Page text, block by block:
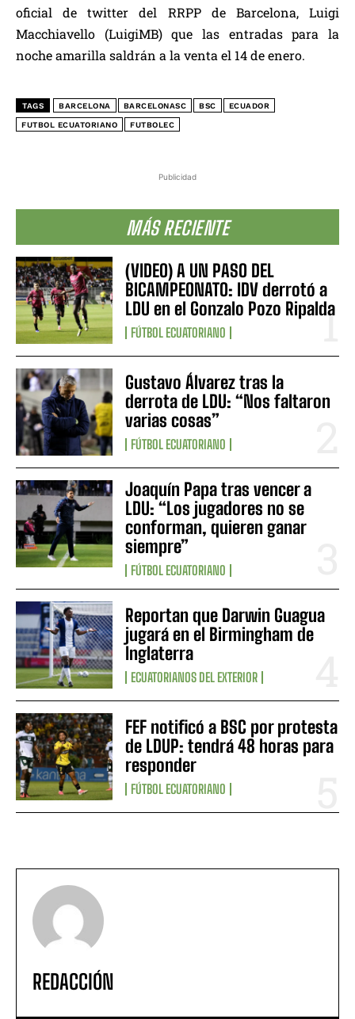
Publicidad
MÁS RECIENTE
(VIDEO) A UN PASO DEL
BICAMPEONATO: IDV derrotó a
LDU en el Gonzalo Pozo Ripalda
FÚTBOL ECUATORIANO
Gustavo Álvarez tras la
derrota de LDU: “Nos faltaron
varias cosas”
FÚTBOL ECUATORIANO
Joaquín Papa tras vencer a
LDU: “Los jugadores no se
conforman, quieren ganar
siempre”
FÚTBOL ECUATORIANO
Reportan que Darwin Guagua
jugará en el Birmingham de
Inglaterra
ECUATORIANOS DEL EXTERIOR
FEF notificó a BSC por protesta
de LDUP: tendrá 48 horas para
responder
FÚTBOL ECUATORIANO
oficial de twitter del RRPP de Barcelona, Luigi
Macchiavello (LuigiMB) que las entradas para la
noche amarilla saldrán a la venta el 14 de enero.
TAGS BARCELONA BARCELONASC BSC ECUADOR
FUTBOL ECUATORIANO FUTBOLEC
REDACCIÓN